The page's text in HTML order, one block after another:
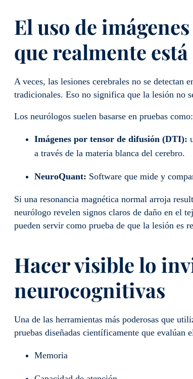
El uso de
que realmente
A veces, las lesiones cerebrales no se detectan
tradicionales. Eso no significa que la lesión no
Los neurólogos suelen basarse en pruebas como:
Imágenes por tensor de difusión (DTI):
a través de la materia blanca del cerebro.
NeuroQuant: Software que mide y
Si una resonancia magnética normal arroja
neurólogo revelen signos claros de daño en el
pueden servir como prueba de que la lesión es
Hacer visible lo
neurocognitivas
Una de las herramientas más poderosas que
pruebas diseñadas científicamente que evalúan
Memoria